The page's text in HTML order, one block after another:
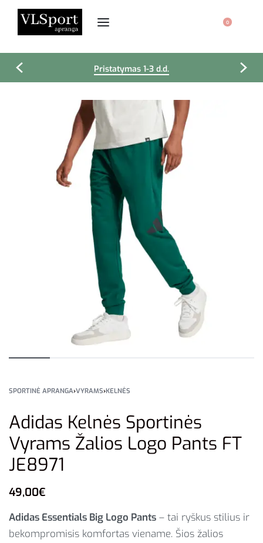
0
Pristatymas 1-3 d.d.
SPORTINĖ APRANGA›VYRAMS›KELNĖS
Adidas Kelnės Sportinės
Vyrams Žalios Logo Pants FT
JE8971
49,00€
Adidas Essentials Big Logo Pants – tai ryškus stilius ir
bekompromisis komfortas viename. Šios žalios